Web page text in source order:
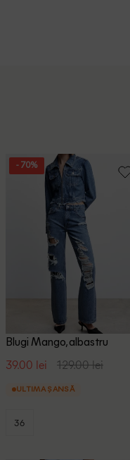
- 70%
Blugi Mango, albastru
39.00 lei 129.00 lei
ULTIMA ȘANSĂ
36